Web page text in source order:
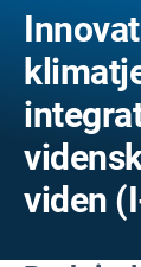
viden